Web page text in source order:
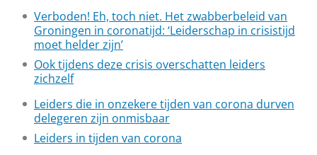
Verboden! Eh, toch niet. Het zwabberbeleid van
Groningen in coronatijd: ‘Leiderschap in crisistijd
moet helder zijn’
Ook tijdens deze crisis overschatten leiders
zichzelf
Leiders die in onzekere tijden van corona durven
delegeren zijn onmisbaar
Leiders in tijden van corona